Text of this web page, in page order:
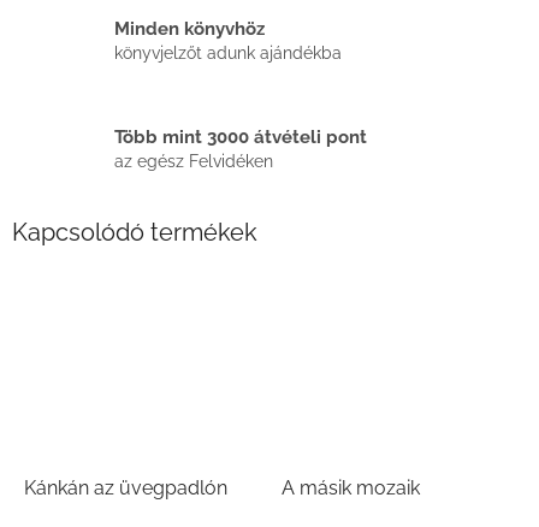
Minden könyvhöz
könyvjelzőt adunk ajándékba
Több mint 3000 átvételi pont
az egész Felvidéken
Kapcsolódó termékek
Kánkán az üvegpadlón A másik mozaik